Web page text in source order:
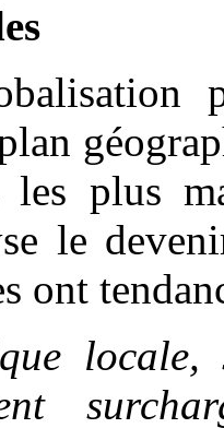
les plus
le
ont
locale,